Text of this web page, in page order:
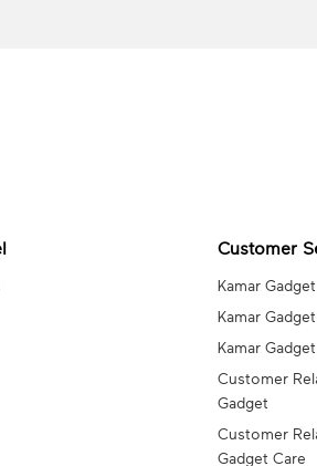
Customer
Kamar Gadget
Kamar
Kamar
Customer
Gadget
Customer
Gadget Care